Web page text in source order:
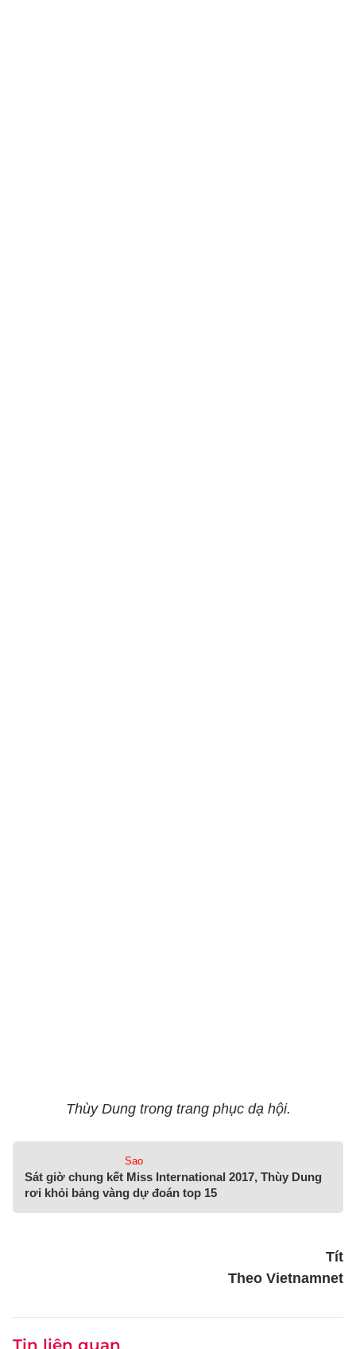
Thùy Dung trong trang phục dạ hội.
Sao
Sát giờ chung kết Miss International 2017, Thùy Dung
rơi khỏi bảng vàng dự đoán top 15
Tít
Theo Vietnamnet
Tin liên quan